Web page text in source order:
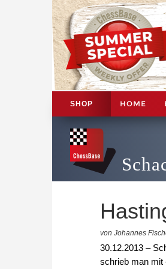
SHOP HOME
von Johannes
30.12.2013 –
schrieb man mit